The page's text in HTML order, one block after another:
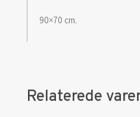
90×70 cm.
Relaterede